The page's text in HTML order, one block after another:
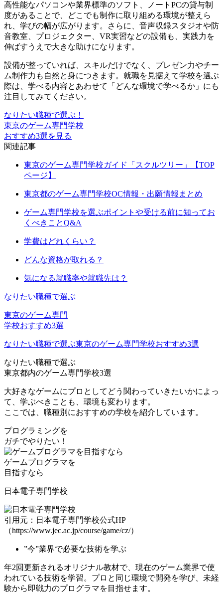
高性能なパソコンや業界標準のソフト、ノートPCの貸与制
度があることで、どこでも制作に取り組める環境が整えら
れ、学びの幅が広がります。さらに、音声収録スタジオや防
音教室、プロジェクター、VR実習などの設備も、実践力を
伸ばすうえで大きな助けになります。
設備が整っていれば、スキルだけでなく、プレゼン力やチー
ム制作力も自然と身につきます。就職を見据えて学校を選ぶ
際は、学べる内容とあわせて「どんな環境で学べるか」にも
注目してみてください。
なりたい職種で選ぶ！
東京のゲーム専門学校
おすすめ3選を見る
関連記事
東京のゲーム専門学校ガイド「スクルツリー」【TOP
ページ】
東京都のゲーム専門学校OC情報・出願情報まとめ
ゲーム専門学校を選ぶポイントや受ける前に知ってお
くべきことQ&A
学費はどれくらい？
どんな資格が取れる？
気になる就職率や就職先は？
なりたい職種で選ぶ
東京のゲーム専門
学校おすすめ3選
なりたい職種で選ぶ東京のゲーム専門学校おすすめ3選
なりたい職種で選ぶ
東京都内のゲーム専門学校3選
大好きなゲームにプロとしてどう関わっていきたいかによっ
て、学ぶべきことも、環境も変わります。
ここでは、職種別におすすめの学校を紹介しています。
プログラミングを
ガチでやりたい！
ゲームプログラマを
目指すなら
日本電子専門学校
引用元：日本電子専門学校公式HP
（https://www.jec.ac.jp/course/game/cz/）
”今”業界で必要な技術を学ぶ
年2回更新されるオリジナル教材で、 現在のゲーム業界で使
われている技術を学習。プロと同じ環境で開発を学び、未経
験から即戦力のプログラマを目指せます。